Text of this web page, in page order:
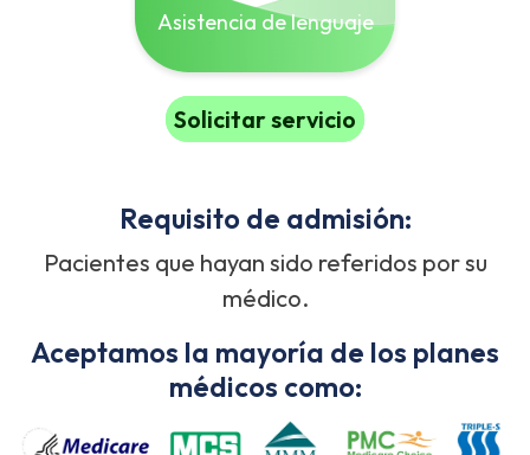
Asistencia de lenguaje
Solicitar servicio
Requisito de admisión:
Pacientes que hayan sido referidos por su
médico.
Aceptamos la mayoría de los planes
médicos como: